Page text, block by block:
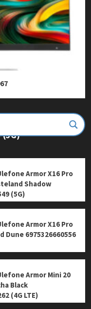
20 Pro 8/256Gb
(5G)
Armor X16 Pro
Shadow
(5G)
Armor X16 Pro
Dune 6975326660556
Armor Mini 20
Black
(4G LTE)